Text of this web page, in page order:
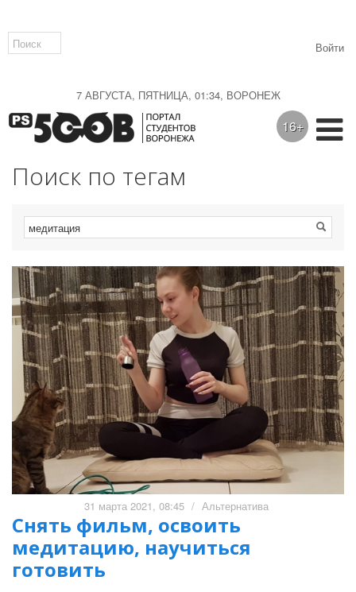
7 АВГУСТА, ПЯТНИЦА, 01:34, ВОРОНЕЖ
Войти
16+
Поиск по тегам
31 марта 2021, 08:45 / Альтернатива
Снять фильм, освоить
медитацию, научиться
готовить